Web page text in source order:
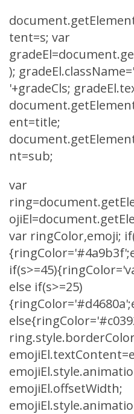
tent=s; var
);
'+gradeCls;
ent=title;
nt=sub;
var
var ringColor,emoji;
else if(s>=25)
emojiEl.offsetWidth;